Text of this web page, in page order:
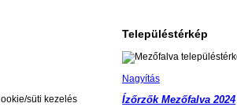
Településtérkép
Nagyítás
Ízőrzők Mezőfalva 2024
süti kezelés